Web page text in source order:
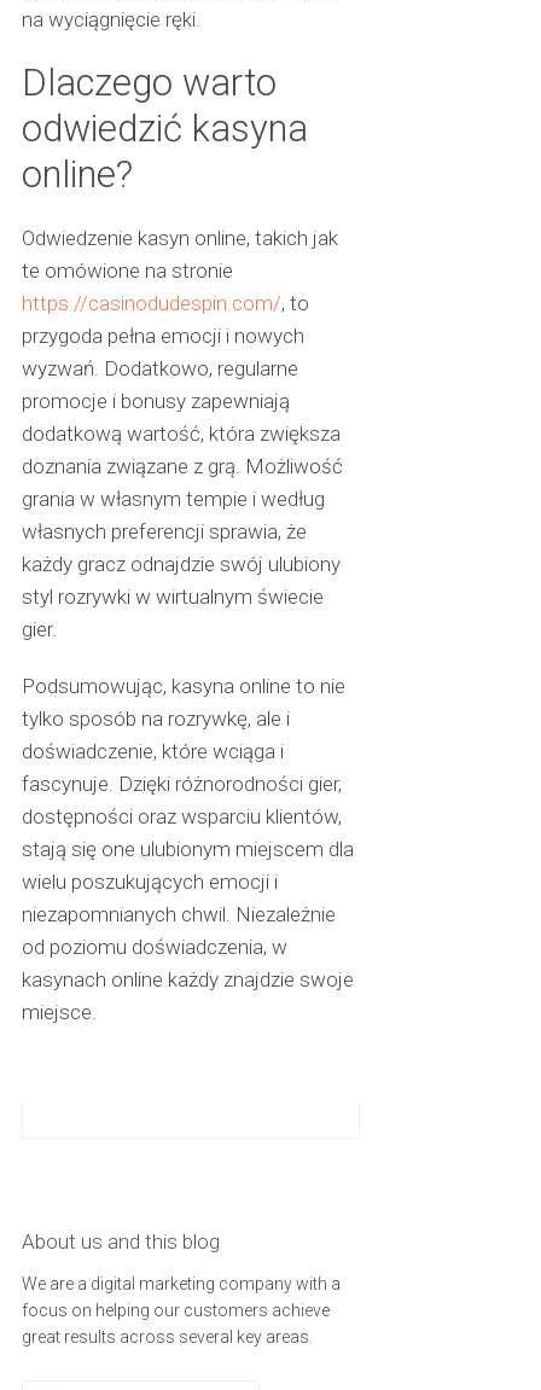
na wyciągnięcie ręki.
Dlaczego warto
odwiedzić kasyna
online?
Odwiedzenie kasyn online, takich jak
te omówione na stronie
https://casinodudespin.com/, to
przygoda pełna emocji i nowych
wyzwań. Dodatkowo, regularne
promocje i bonusy zapewniają
dodatkową wartość, która zwiększa
doznania związane z grą. Możliwość
grania w własnym tempie i według
własnych preferencji sprawia, że
każdy gracz odnajdzie swój ulubiony
styl rozrywki w wirtualnym świecie
gier.
Podsumowując, kasyna online to nie
tylko sposób na rozrywkę, ale i
doświadczenie, które wciąga i
fascynuje. Dzięki różnorodności gier,
dostępności oraz wsparciu klientów,
stają się one ulubionym miejscem dla
wielu poszukujących emocji i
niezapomnianych chwil. Niezależnie
od poziomu doświadczenia, w
kasynach online każdy znajdzie swoje
miejsce.
About us and this blog
We are a digital marketing company with a
focus on helping our customers achieve
great results across several key areas.